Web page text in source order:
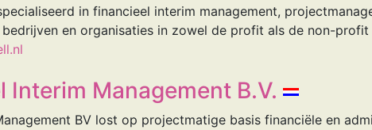
in financieel interim management,
en organisaties in zowel de profit als de non-profit
Interim Management B.V.
BV lost op projectmatige basis financiële en